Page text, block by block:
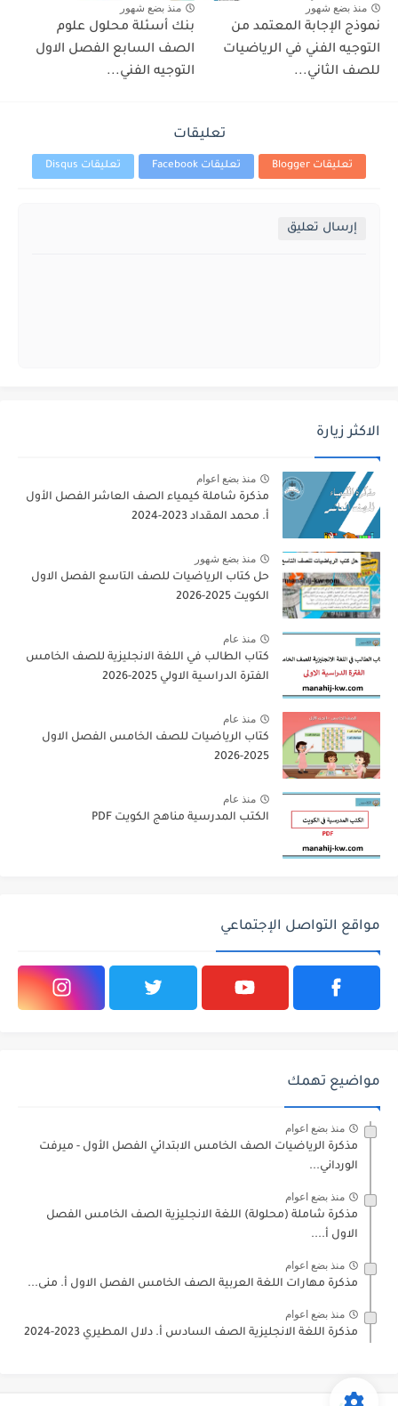
منذ بضع شهور
نموذج الإجابة المعتمد من
التوجيه الفني في الرياضيات
للصف الثاني...
منذ بضع شهور
بنك أسئلة محلول علوم
الصف السابع الفصل الاول
التوجيه الفني...
تعليقات
تعليقات Blogger تعليقات Facebook تعليقات Disqus
إرسال تعليق
الاكثر زيارة
منذ بضع اعوام
مذكرة شاملة كيمياء الصف العاشر الفصل الأول
أ. محمد المقداد 2023-2024
منذ بضع شهور
حل كتاب الرياضيات للصف التاسع الفصل الاول
الكويت 2025-2026
منذ عام
كتاب الطالب في اللغة الانجليزية للصف الخامس
الفترة الدراسية الاولي 2025-2026
منذ عام
كتاب الرياضيات للصف الخامس الفصل الاول
2025-2026
منذ عام
الكتب المدرسية مناهج الكويت PDF
مواقع التواصل الإجتماعي
مواضيع تهمك
منذ بضع اعوام
مذكرة الرياضيات الصف الخامس الابتدائي الفصل الأول - ميرفت
الورداني...
منذ بضع اعوام
مذكرة شاملة (محلولة) اللغة الانجليزية الصف الخامس الفصل
الاول أ....
منذ بضع اعوام
مذكرة مهارات اللغة العربية الصف الخامس الفصل الاول أ. منى...
منذ بضع اعوام
مذكرة اللغة الانجليزية الصف السادس أ. دلال المطيري 2023-2024